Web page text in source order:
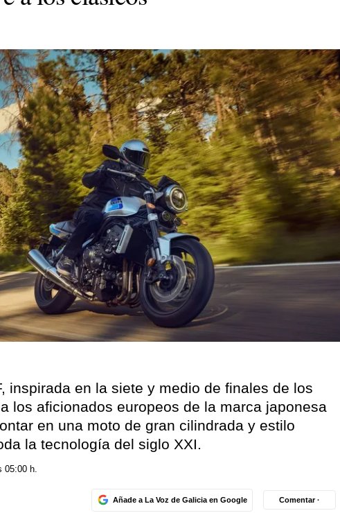
inspirada en la siete y medio de finales de los
los aficionados europeos de la marca japonesa
en una moto de gran cilindrada y estilo
la tecnología del siglo XXI.
05:00 h.
Añade a La Voz de Galicia en Google Comentar ·